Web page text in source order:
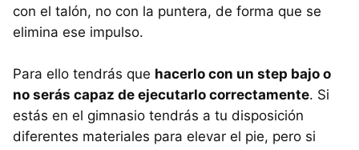
con el talón, no con la puntera, de forma que se
elimina ese impulso.
Para ello tendrás que hacerlo con un step bajo o
no serás capaz de ejecutarlo correctamente. Si
estás en el gimnasio tendrás a tu disposición
diferentes materiales para elevar el pie, pero si